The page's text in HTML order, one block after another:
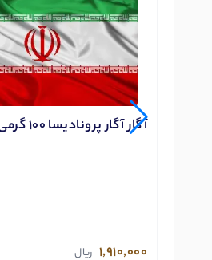
آگار آگار پرونادیسا 100 گرمی
1,910,000 ریال